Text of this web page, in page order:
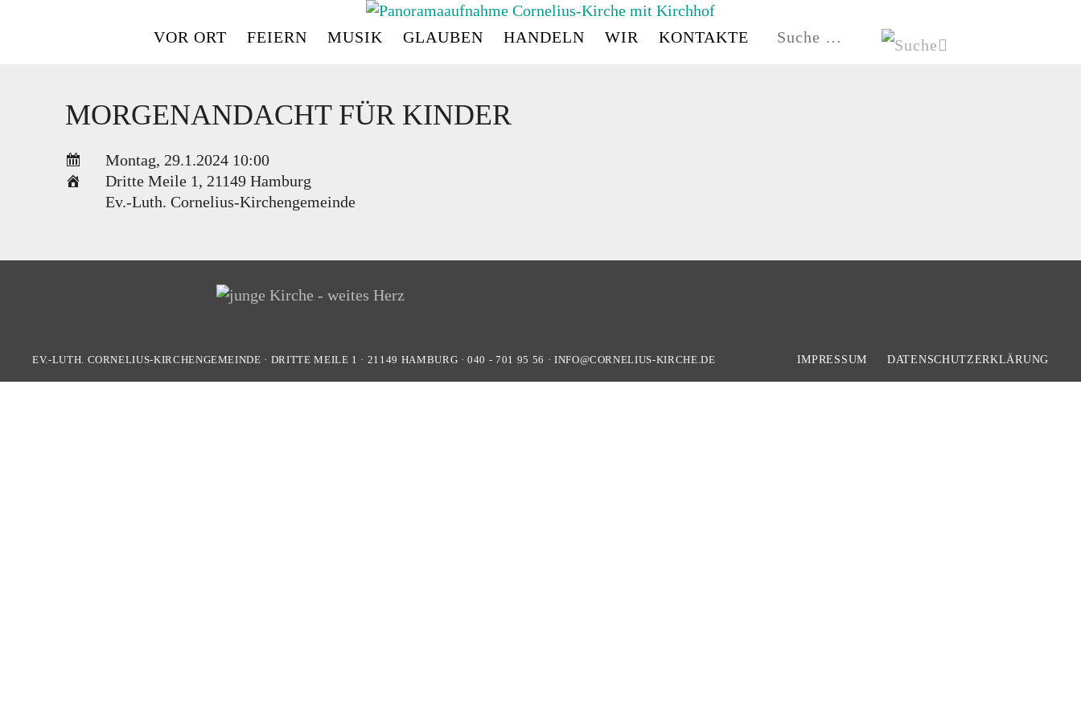
CORNELIUS KIRCHE
VOR ORT FEIERN MUSIK GLAUBEN HANDELN WIR KONTAKTE
MORGENANDACHT FÜR KINDER
Montag, 29.1.2024 10:00
Dritte Meile 1, 21149 Hamburg
Ev.-Luth. Cornelius-Kirchengemeinde
IMPRESSUM DATENSCHUTZERKLÄRUNG
EV.-LUTH. CORNELIUS-KIRCHENGEMEINDE · DRITTE MEILE 1 · 21149 HAMBURG ·040 - 701 95 56 · INFO@CORNELIUS-KIRCHE.DE